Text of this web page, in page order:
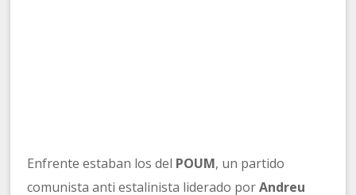
Enfrente estaban los del POUM, un partido
comunista anti estalinista liderado porAndreu